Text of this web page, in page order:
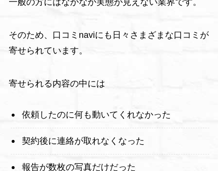
そのため、口コミnaviにも日々さまざまな口コミが
寄せられています。
寄せられる内容の中には
依頼したのに何も動いてくれなかった
契約後に連絡が取れなくなった
報告が数枚の写真だけだった